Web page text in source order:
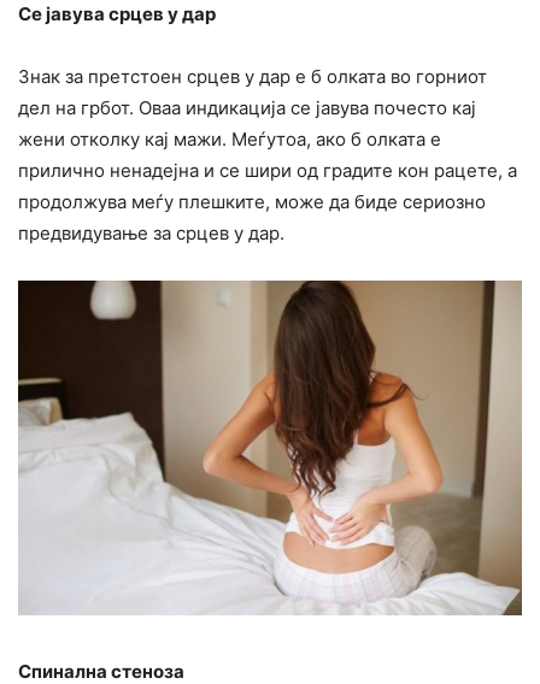
Се јавува срцев у дар
Знак за претстоен срцев у дар е б олката во горниот
дел на грбот. Оваа индикација се јавува почесто кај
жени отколку кај мажи. Меѓутоа, ако б олката е
прилично ненадејна и се шири од градите кон рацете, а
продолжува меѓу плешките, може да биде сериозно
предвидување за срцев у дар.
Спинална стеноза